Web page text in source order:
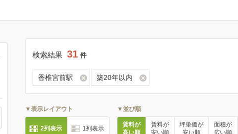
検索結果 31 件
香椎宮前駅 築20年以内
▼表示レイアウト
2列表示 1列表示
▼並び順
賃料が
高い順
賃料が
安い順
坪単価が
安い順
面積が
広い順